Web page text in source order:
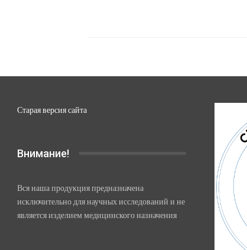
Старая версия сайта
Внимание!
Вся наша продукция предназначена
исключительно для научных исследований и не
является изделием медицинского назначения